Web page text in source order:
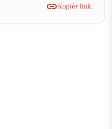
Kopiér link